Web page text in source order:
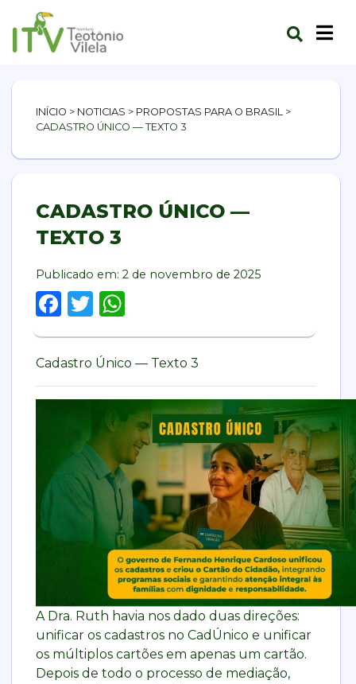
INÍCIO > NOTICIAS > PROPOSTAS PARA O BRASIL >
CADASTRO ÚNICO — TEXTO 3
CADASTRO ÚNICO —
TEXTO 3
Publicado em: 2 de novembro de 2025
Facebook
Twitter
Cadastro Único — Texto 3
A Dra. Ruth havia nos dado duas direções:
unificar os cadastros no CadÚnico e unificar
os múltiplos cartões em apenas um cartão.
Depois de todo o processo de mediação,